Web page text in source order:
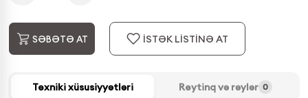
SƏBƏTƏ AT İSTƏK LİSTİNƏ AT
Texniki xüsusiyyətləri Reytinq və rəylər 0